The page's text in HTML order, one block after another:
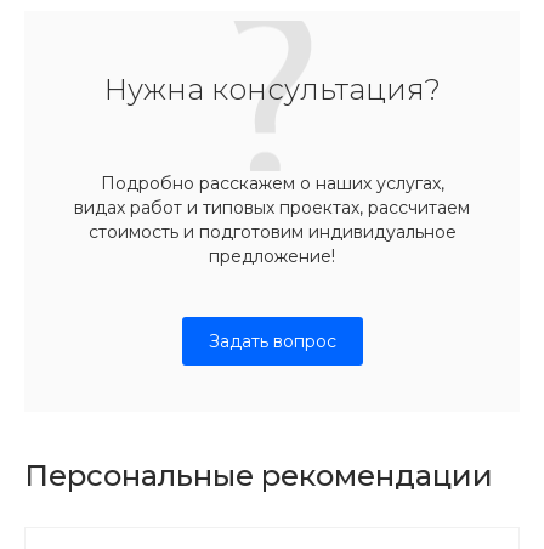
Нужна консультация?
Подробно расскажем о наших услугах,
видах работ и типовых проектах, рассчитаем
стоимость и подготовим индивидуальное
предложение!
Задать вопрос
Персональные рекомендации